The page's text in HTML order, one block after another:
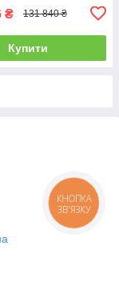
₴ 131 840 ₴
Купити
КНОПКА
ЗВ'ЯЗКУ